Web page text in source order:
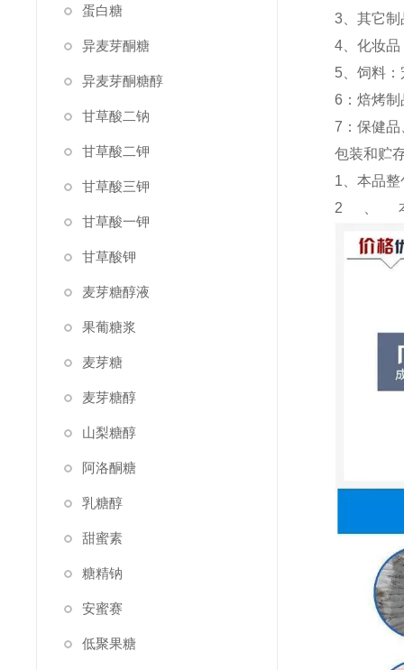
蛋白糖
异麦芽酮糖
异麦芽酮糖醇
甘草酸二钠
甘草酸二钾
甘草酸三钾
甘草酸一钾
甘草酸钾
麦芽糖醇液
果葡糖浆
麦芽糖
麦芽糖醇
山梨糖醇
阿洛酮糖
乳糖醇
甜蜜素
糖精钠
安蜜赛
低聚果糖
3、其它
4、化妆
5、饲料
6：焙烤
7：保健
包装和贮
1、本品
2、